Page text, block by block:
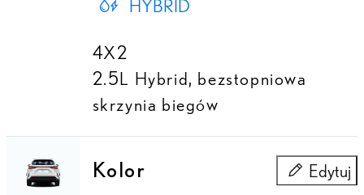
HYBRID
4X2
2.5L Hybrid, bezstopniowa
skrzynia biegów
Kolor Edytuj
Kolor